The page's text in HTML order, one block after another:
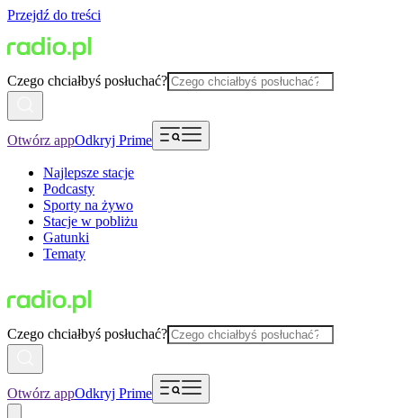
Przejdź do treści
Czego chciałbyś posłuchać?
Otwórz appOdkryj Prime
Najlepsze stacje
Podcasty
Sporty na żywo
Stacje w pobliżu
Gatunki
Tematy
Czego chciałbyś posłuchać?
Otwórz appOdkryj Prime